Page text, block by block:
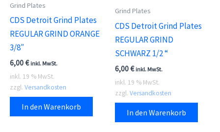
Grind Plates
CDS Detroit Grind Plates
REGULAR GRIND ORANGE
3/8″
6,00€ inkl. MwSt.
inkl. 19 % MwSt.
zzgl. Versandkosten
In den Warenkorb
Grind Plates
CDS Detroit Grind Plates
REGULAR GRIND
SCHWARZ 1/2 “
6,00€ inkl. MwSt.
inkl. 19 % MwSt.
zzgl. Versandkosten
In den Warenkorb